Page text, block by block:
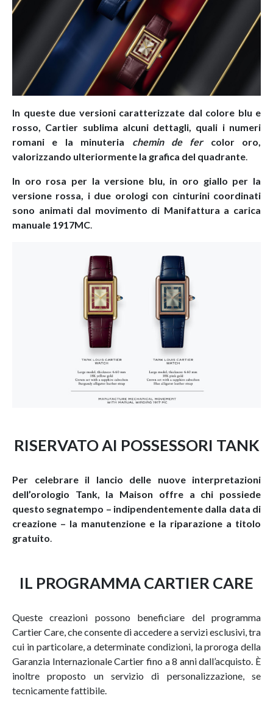
In queste due versioni caratterizzate dal colore blu e
rosso, Cartier sublima alcuni dettagli, quali i numeri
romani e la minuteria chemin de fer color oro,
valorizzando ulteriormente la grafica del quadrante.
In oro rosa per la versione blu, in oro giallo per la
versione rossa, i due orologi con cinturini coordinati
sono animati dal movimento di Manifattura a carica
manuale 1917MC.
RISERVATO AI POSSESSORI TANK
Per celebrare il lancio delle nuove interpretazioni
dell’orologio Tank, la Maison offre a chi possiede
questo segnatempo – indipendentemente dalla data di
creazione – la manutenzione e la riparazione a titolo
gratuito.
IL PROGRAMMA CARTIER CARE
Queste creazioni possono beneficiare del programma
Cartier Care, che consente di accedere a servizi esclusivi, tra
cui in particolare, a determinate condizioni, la proroga della
Garanzia Internazionale Cartier fino a 8 anni dall’acquisto. È
inoltre proposto un servizio di personalizzazione, se
tecnicamente fattibile.